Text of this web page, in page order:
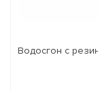
Водосгон с